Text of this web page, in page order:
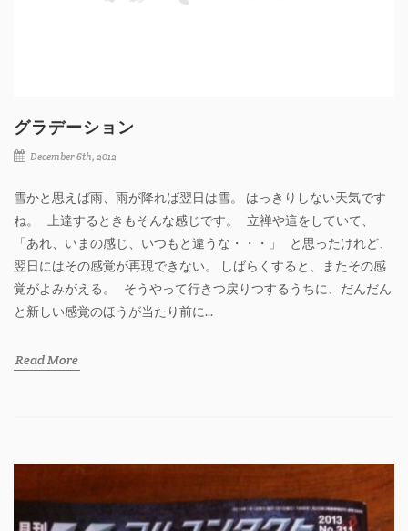
グラデーション
December 6th, 2012
雪かと思えば雨、雨が降れば翌日は雪。 はっきりしない天気です
ね。 上達するときもそんな感じです。 立禅や這をしていて、
「あれ、いまの感じ、いつもと違うな・・・」 と思ったけれど、
翌日にはその感覚が再現できない。 しばらくすると、またその感
覚がよみがえる。 そうやって行きつ戻りつするうちに、だんだん
と新しい感覚のほうが当たり前に...
Read More